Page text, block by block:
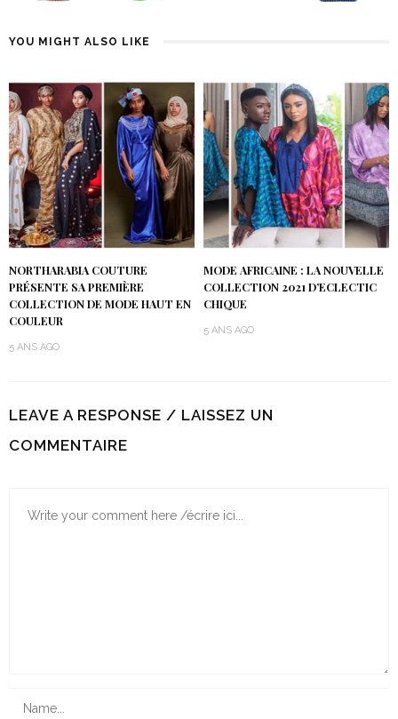
YOU MIGHT ALSO LIKE
NORTHARABIA COUTURE
PRÉSENTE SA PREMIÈRE
COLLECTION DE MODE HAUT EN
COULEUR
5 ANS AGO
MODE AFRICAINE : LA NOUVELLE
COLLECTION 2021 D’ECLECTIC
CHIQUE
5 ANS AGO
LEAVE A RESPONSE / LAISSEZ UN
COMMENTAIRE